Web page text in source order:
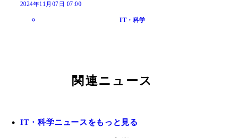
2024年11月07日 07:00
IT・科学
関連ニュース
IT・科学ニュースをもっと見る